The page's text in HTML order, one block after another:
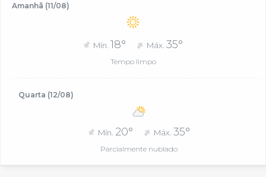
Amanhã (11/08)
Mín. 18° Máx. 35°
Tempo limpo
Quarta (12/08)
Mín. 20° Máx.35°
Parcialmente nublado